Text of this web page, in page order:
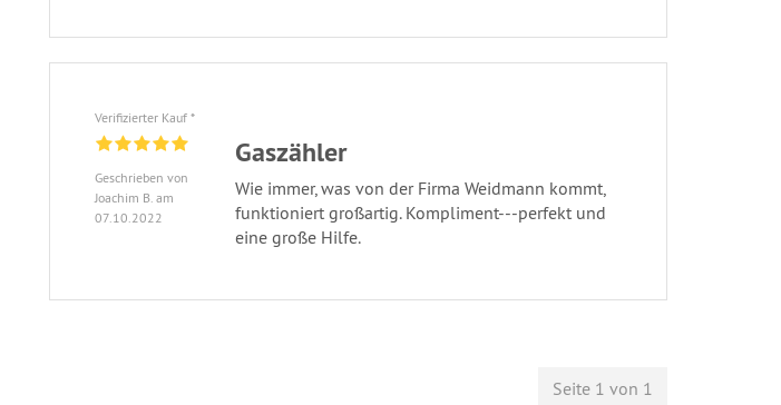
Verifizierter Kauf *
Geschrieben von
Joachim B. am
07.10.2022
Gaszähler
Wie immer, was von der Firma Weidmann kommt,
funktioniert großartig. Kompliment---perfekt und
eine große Hilfe.
Seite 1 von 1